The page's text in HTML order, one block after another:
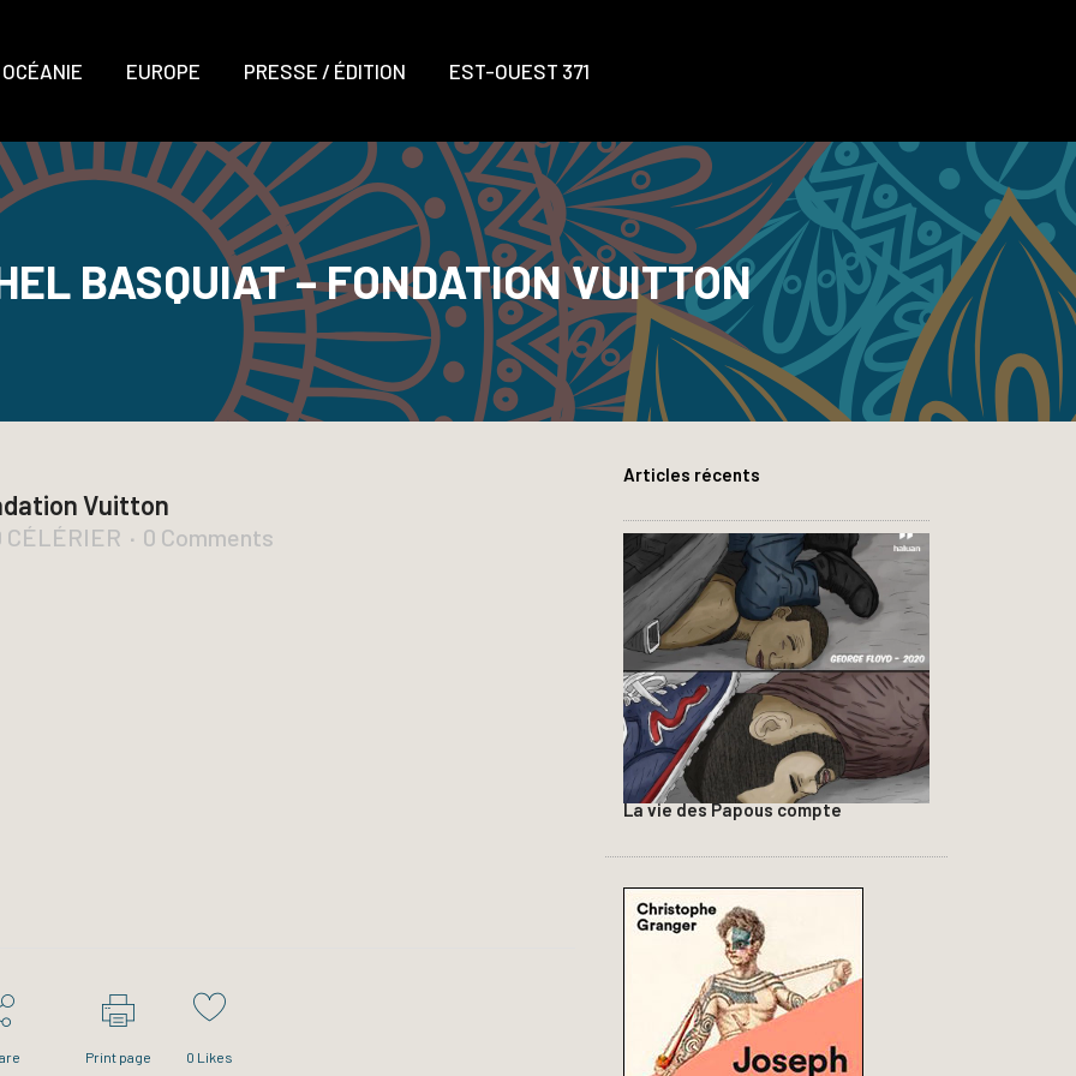
OCÉANIE EUROPE PRESSE / ÉDITION EST-OUEST 371
BASQUIAT – FONDATION VUITTON
Vuitton
CÉLÉRIER 0 Comments
Print page 0 Likes
Articles récents
La vie des Papous compte